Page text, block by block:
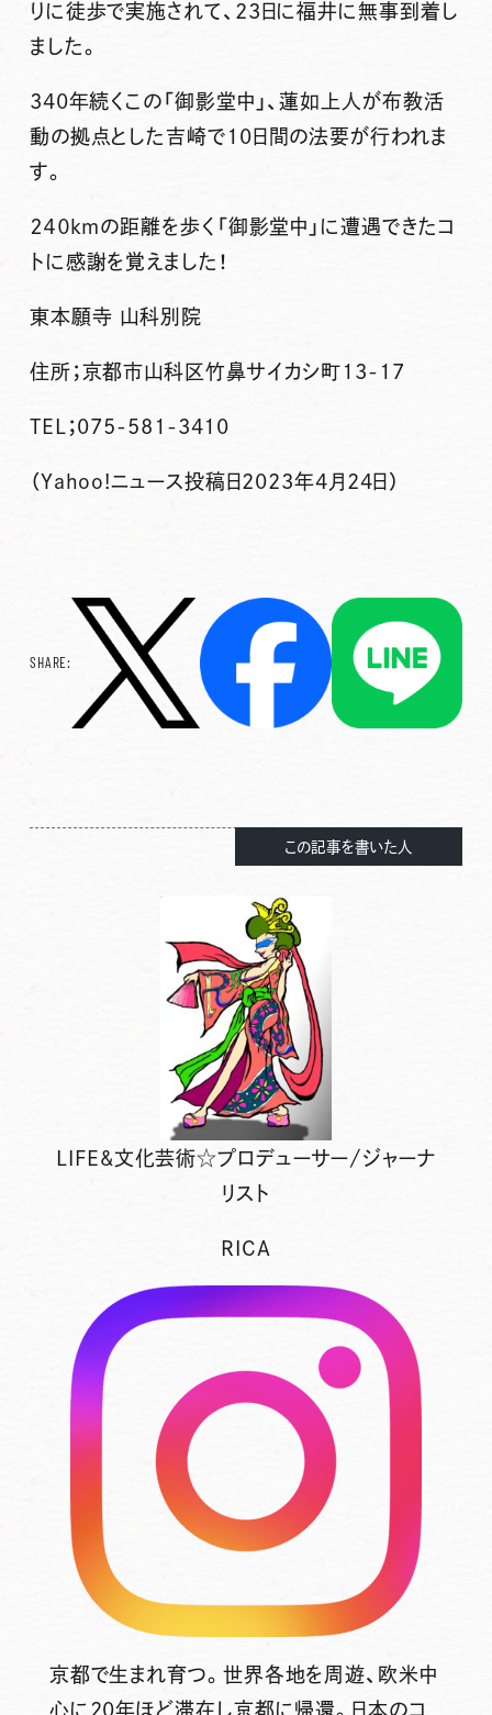
りに徒歩で実施されて、23日に福井に無事到着し
ました。
340年続くこの「御影堂中」、蓮如上人が布教活
動の拠点とした吉崎で10日間の法要が行われま
す。
２４０kmの距離を歩く「御影堂中」に遭遇できたコ
トに感謝を覚えました！
東本願寺 山科別院
住所；京都市山科区竹鼻サイカシ町13-17
TEL；075-581-3410
（Yahoo!ニュース投稿日2023年4月24日）
SHARE:
この記事を書いた人
LIFE&文化芸術☆プロデューサー/ジャーナ
リスト
RICA
京都で生まれ育つ。世界各地を周遊、欧米中
心に20年ほど滞在し京都に帰還。日本のコ